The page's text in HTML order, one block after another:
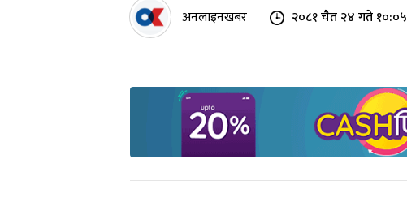
अनलाइनखबर २०८१ चैत २४ गते १०:०५